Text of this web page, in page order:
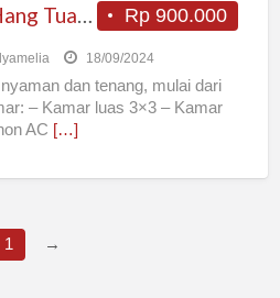
Rp 900.000
Kost Putri dekat Hang Tuah dan RSAL mulai 900rb
18/09/2024
dan tenang, mulai dari
– Kamar luas 3×3 – Kamar
AC […]
1 →